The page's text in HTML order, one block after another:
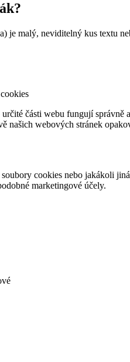
je malý, neviditelný kus textu
části webu fungují správně
našich webových stránek
cookies nebo jakákoli
marketingové účely.